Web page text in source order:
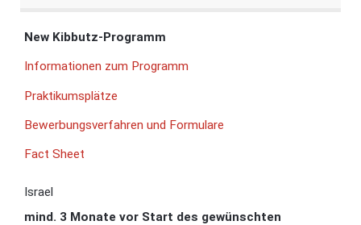
New Kibbutz-Programm
Informationen zum Programm
Praktikumsplätze
Bewerbungsverfahren und Formulare
Fact Sheet
Israel
mind. 3 Monate vor Start des gewünschten